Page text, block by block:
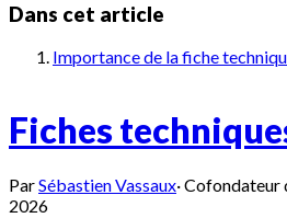
Dans cet article
Importance de la fiche
Fiches
ParSébastien Vassaux·Cofondateur
2026